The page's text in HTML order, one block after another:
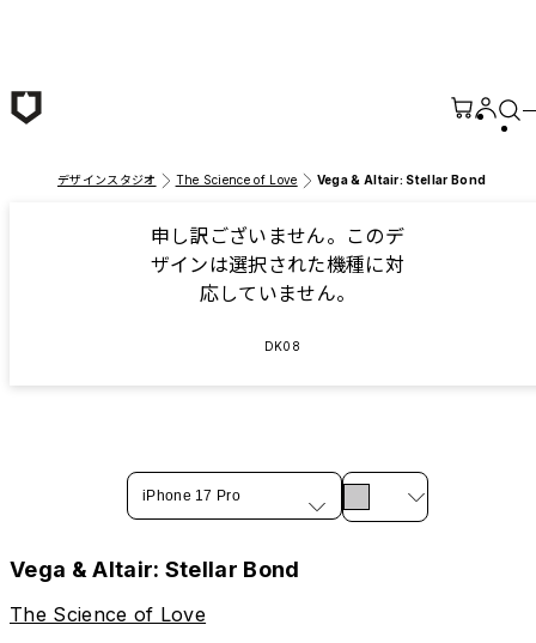
デザインスタジオ The Science of Love Vega & Altair: Stellar Bond
申し訳ございません。このデ
ザインは選択された機種に対
応していません。
DK08
iPhone 17 Pro
Vega & Altair: Stellar Bond
The Science of Love